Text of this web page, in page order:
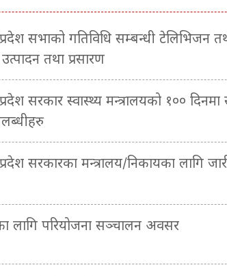
सभाको गतिविधि सम्बन्धी टेलिभिजन
उत्पादन तथा प्रसारण
सरकार स्वास्थ्य मन्त्रालयको १०० दिनमा
सरकारका मन्त्रालय/निकायका लागि
लागि परियोजना सञ्चालन अवसर